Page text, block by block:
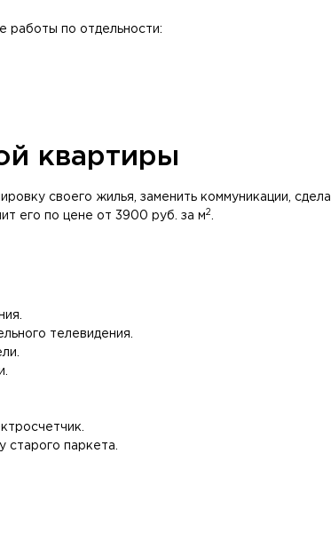
работы по отдельности:
квартиры
своего жилья, заменить коммуникации,
его по цене от 3900 руб. за м2
телевидения.
паркета.